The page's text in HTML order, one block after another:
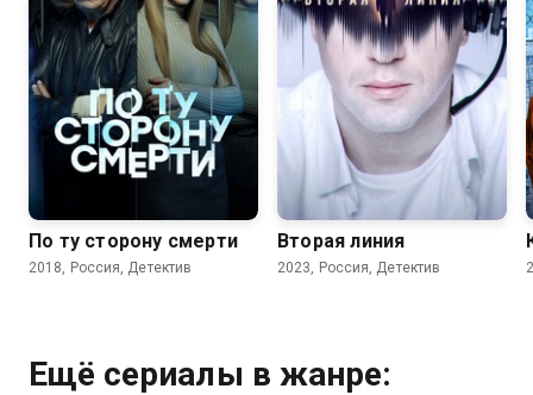
6.7
По ту сторону смерти
2018, Россия, Детектив
6.0
Вторая линия
2023, Россия, Детектив
Ещё сериалы в жанре: